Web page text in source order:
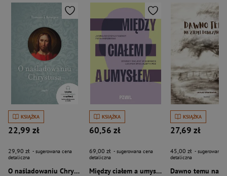
KSIĄŻKA
22,99 zł
29,90 zł - sugerowana cena
detaliczna
O naśladowaniu Chrystusa wyd. 2026
KSIĄŻKA
60,56 zł
69,00 zł - sugerowana cena
detaliczna
Między ciałem a umysłem
KSIĄŻKA
27,69 zł
45,00 zł - sugerowana
detaliczna